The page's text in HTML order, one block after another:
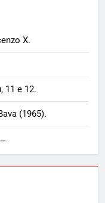
X.
11 e 12.
(1965).